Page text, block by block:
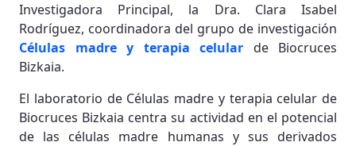
Investigadora Principal, la Dra. Clara Isabel
Rodríguez, coordinadora del grupo de investigación
Células madre y terapia celular de Biocruces
Bizkaia.
El laboratorio de Células madre y terapia celular de
Biocruces Bizkaia centra su actividad en el potencial
de las células madre humanas y sus derivados